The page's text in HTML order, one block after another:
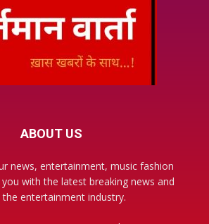
ABOUT US
news, entertainment, music fashion
with the latest breaking news and
entertainment industry.